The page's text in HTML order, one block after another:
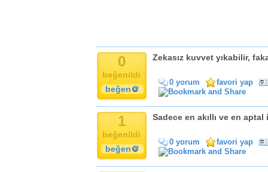
0
beğenildi
beğen
Zekasız kuvvet yıkabilir,
0 yorum favori yap
1
beğenildi
beğen
Sadece en akıllı ve en
0 yorum favori yap